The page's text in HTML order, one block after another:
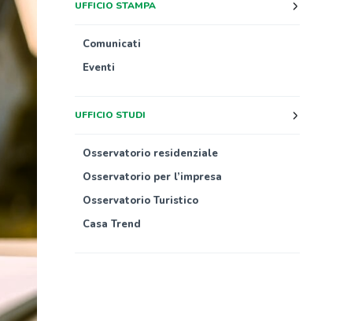
UFFICIO STAMPA
Comunicati
Eventi
UFFICIO STUDI
Osservatorio residenziale
Osservatorio per l’impresa
Osservatorio Turistico
Casa Trend